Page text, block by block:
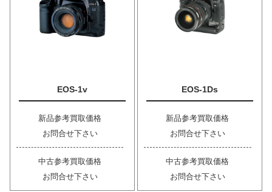
EOS-1v
新品参考買取価格
お問合せ下さい
中古参考買取価格
お問合せ下さい
EOS-1Ds
新品参考買取価格
お問合せ下さい
中古参考買取価格
お問合せ下さい